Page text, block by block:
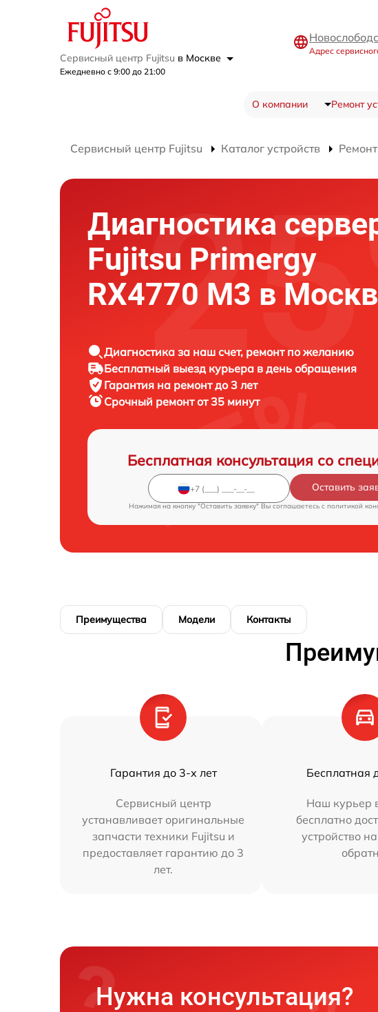
Сервисный центр Fujitsu в Москве
Ежедневно с 9:00 до 21:00
Адрес
О компании Ремонт
Сервисный центр Fujitsu Каталог устройств
Диагностика
Fujitsu Primergy
RX4770 M3 в
Диагностика за наш счет, ремонт по желанию
Бесплатный выезд курьера в день обращения
Гарантия на ремонт до 3 лет
Срочный ремонт от 35 минут
Бесплатная консультация со
Оставить
Нажимая на кнопку "Оставить заявку" Вы соглашаетесь c политикой
Преимущества Модели Контакты
Гарантия до 3-х лет
Сервисный центр
устанавливает оригинальные
запчасти техники Fujitsu и
предоставляет гарантию до 3
лет.
Бесплатная
Наш курьер
бесплатно
устройство
Нужна консультация?